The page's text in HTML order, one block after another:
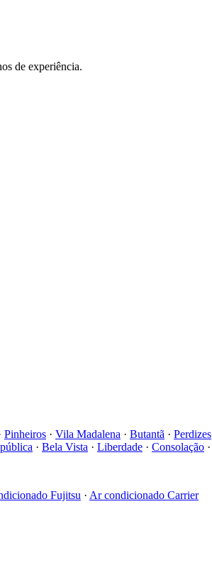
de experiência.
Pinheiros · Vila Madalena · Butantã · Perdizes
· Bela Vista · Liberdade · Consolação ·
Fujitsu · Ar condicionado Carrier